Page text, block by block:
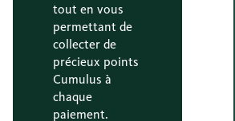
tout en vous
permettant de
collecter de
précieux points
Cumulus à
chaque
paiement.